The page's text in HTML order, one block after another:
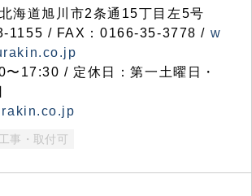
道旭川市2条通15丁目左5号
1155 / FAX：0166-35-3778 / w
17:30 / 定休日：第一土曜日・
工事・取付可